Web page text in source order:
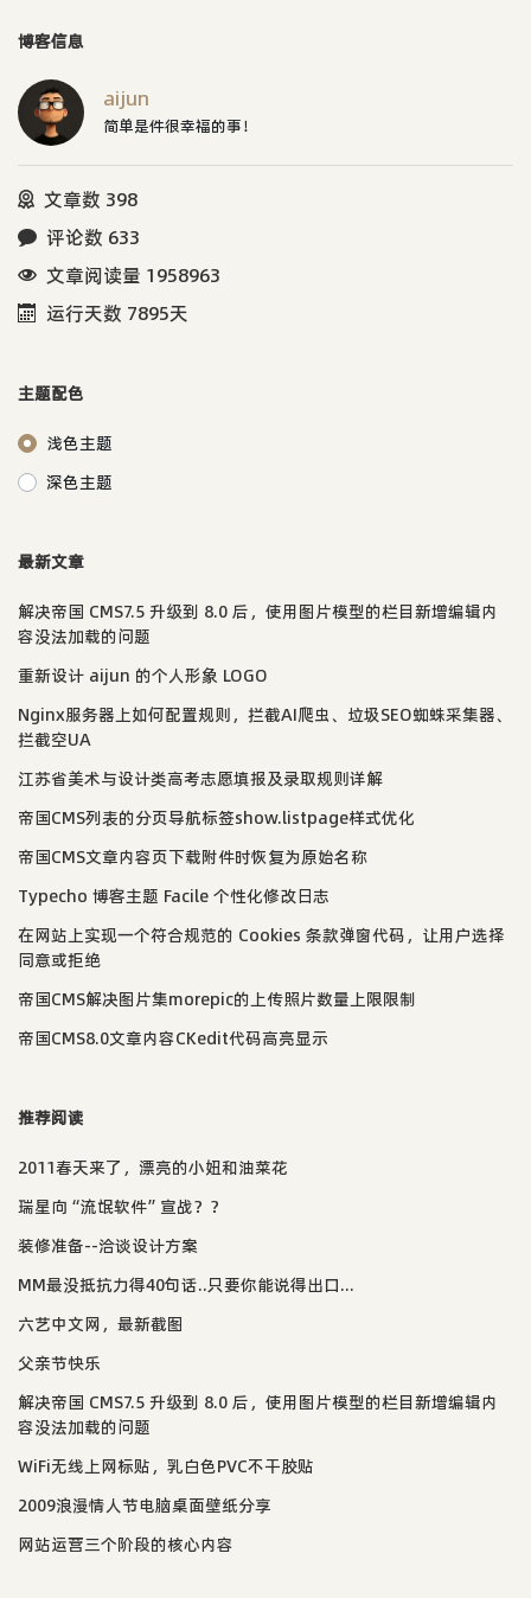
博客信息
aijun
简单是件很幸福的事！
文章数 398
评论数 633
文章阅读量 1958963
运行天数 7895天
主题配色
浅色主题
深色主题
最新文章
解决帝国 CMS7.5 升级到 8.0 后，使用图片模型的栏目新增编辑内
容没法加载的问题
重新设计 aijun 的个人形象 LOGO
Nginx服务器上如何配置规则，拦截AI爬虫、垃圾SEO蜘蛛采集器、
拦截空UA
江苏省美术与设计类高考志愿填报及录取规则详解
帝国CMS列表的分页导航标签show.listpage样式优化
帝国CMS文章内容页下载附件时恢复为原始名称
Typecho 博客主题 Facile 个性化修改日志
在网站上实现一个符合规范的 Cookies 条款弹窗代码，让用户选择
同意或拒绝
帝国CMS解决图片集morepic的上传照片数量上限限制
帝国CMS8.0文章内容CKedit代码高亮显示
推荐阅读
2011春天来了，漂亮的小妞和油菜花
瑞星向“流氓软件”宣战？？
装修准备--洽谈设计方案
MM最没抵抗力得40句话..只要你能说得出口...
六艺中文网，最新截图
父亲节快乐
解决帝国 CMS7.5 升级到 8.0 后，使用图片模型的栏目新增编辑内
容没法加载的问题
WiFi无线上网标贴，乳白色PVC不干胶贴
2009浪漫情人节电脑桌面壁纸分享
网站运营三个阶段的核心内容